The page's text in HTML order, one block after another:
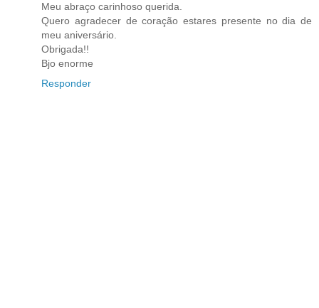
Meu abraço carinhoso querida.
Quero agradecer de coração estares presente no dia de
meu aniversário.
Obrigada!!
Bjo enorme
Responder